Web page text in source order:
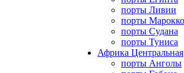
порты Ливии
порты Марокко
порты Судана
порты Туниса
Африка Центральная
порты Анголы